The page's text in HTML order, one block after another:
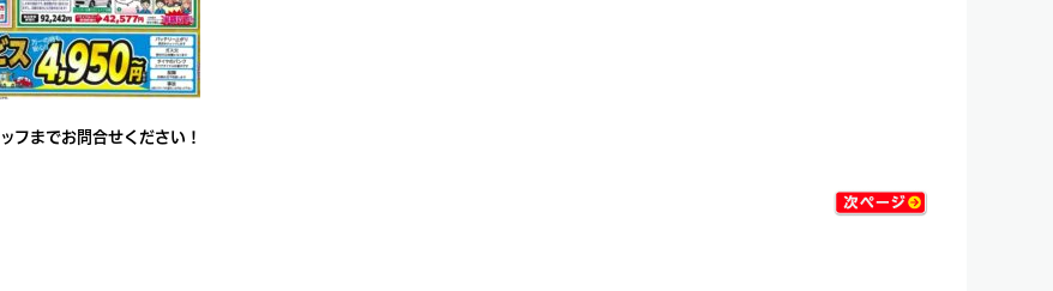
フまでお問合せください！